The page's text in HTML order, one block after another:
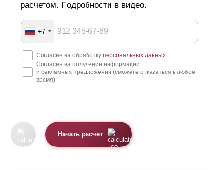
расчетом. Подробности в видео.
+7
Согласен на обработку персональных данных
Согласен на получение информации
и рекламных предложений (сможете отказаться в любое
время)
Начать расчет